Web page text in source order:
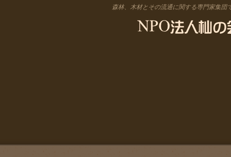
森林、木材とその流通に関する専門家集団